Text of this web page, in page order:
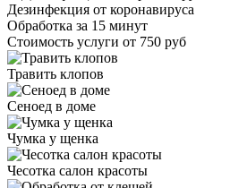
Дезинфекция от коронавируса
Обработка за 15 минут
Стоимость услуги от 750 руб
Травить клопов
Сеноед в доме
Чумка у щенка
Чесотка салон красоты